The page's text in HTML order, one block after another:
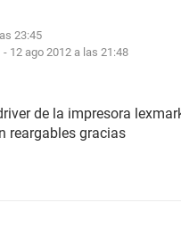
23:45
- 12 ago 2012 a las 21:48
de la impresora
reargables gracias